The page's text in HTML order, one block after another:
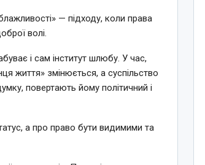
— підходу, коли права
волі.
і сам інститут шлюбу. У час,
життя» змінюється, а суспільство
повертають йому політичний і
а про право бути видимими та